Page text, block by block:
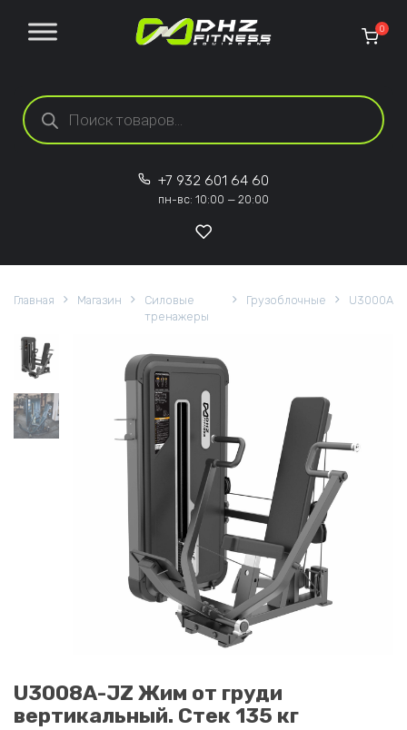
Поиск товаров
0
+7 932 601 64 60
пн-вс: 10:00 — 20:00
Главная Магазин
Силовые
тренажеры
Грузоблочные U3000A
U3008A-JZ Жим от груди
вертикальный. Стек 135 кг